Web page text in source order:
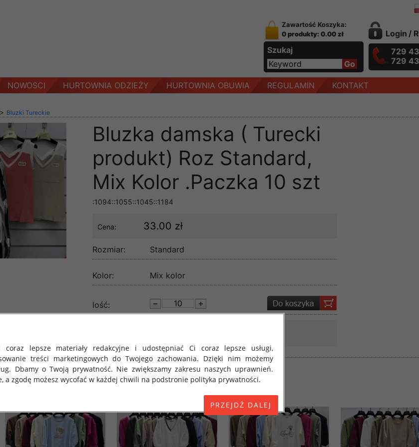
Zawartość Koszyka:
0 produkty: 0.00 zł
Szukaj
Login /
729
729
NOWOSCI HURTOWNIA ODZIEŻY HURTOWNIA OBUWIA REGULAMIN KONTAKT
> Bluzki Tureckie
Bluzka damska ( Turecki
produkt) Roz Standard,
Mix Kolor .Paczka 10 szt
:1094::1055::1045::1184
Cena: 33.00 zł
Rozmiar: Standard
Kolor: Mix kolor
lość:
lepsze materiały redakcyjne i udostępniać Ci coraz lepsze usługi,
treści marketingowych do Twojego zachowania. Dzięki nim możemy
Dbamy o Twoją prywatność. Nie zwiększamy zakresu naszych uprawnień.
a zgodę możesz wycofać w każdej chwili na podstronie polityka prywatności.
Rozporządzenie Parlamentu Europejskiego i Rady (UE) 2016/679 z dnia 27
osób fizycznych w związku z przetwarzaniem danych osobowych i w sprawie
oraz uchylenia dyrektywy 95/46/WE (określane jako "RODO", "ORODO",
o Ochronie Danych"). W związku z tym chcielibyśmy poinformować Cię o
zasadach, na jakich odbywa się to po dniu 25 maja 2018 roku. Poniżej